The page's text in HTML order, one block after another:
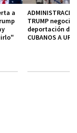
a
TRUMP negocia
deportación de
CUBANOS A